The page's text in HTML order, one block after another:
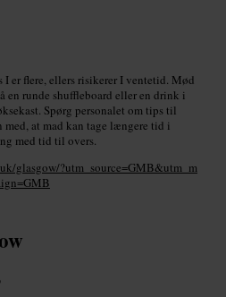
I er flere, ellers risikerer I ventetid. Mød
runde shuffleboard eller en drink i
Spørg personalet om tips til
at mad kan tage længere tid i
med tid til overs.
glasgow/?utm_source=GMB&utm_m